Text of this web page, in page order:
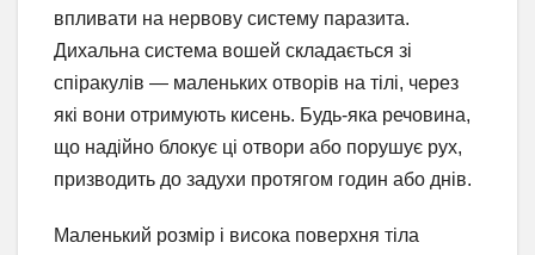
впливати на нервову систему паразита.
Дихальна система вошей складається зі
спіракулів — маленьких отворів на тілі, через
які вони отримують кисень. Будь-яка речовина,
що надійно блокує ці отвори або порушує рух,
призводить до задухи протягом годин або днів.
Маленький розмір і висока поверхня тіла